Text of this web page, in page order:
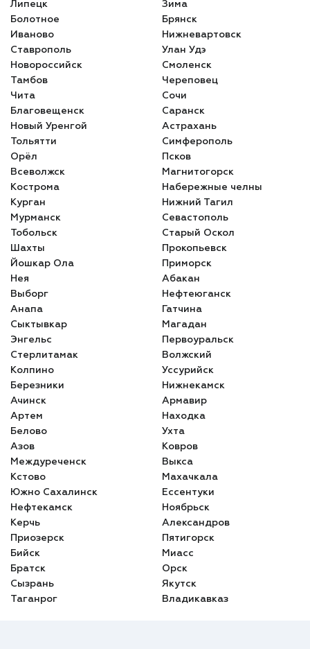
Липецк
Зима
Болотное
Брянск
Иваново
Нижневартовск
Ставрополь
Улан Удэ
Новороссийск
Смоленск
Тамбов
Череповец
Чита
Сочи
Благовещенск
Саранск
Новый Уренгой
Астрахань
Тольятти
Симферополь
Орёл
Псков
Всеволжск
Магнитогорск
Кострома
Набережные челны
Курган
Нижний Тагил
Мурманск
Севастополь
Тобольск
Старый Оскол
Шахты
Прокопьевск
Йошкар Ола
Приморск
Нея
Абакан
Выборг
Нефтеюганск
Анапа
Гатчина
Сыктывкар
Магадан
Энгельс
Первоуральск
Стерлитамак
Волжский
Колпино
Уссурийск
Березники
Нижнекамск
Ачинск
Армавир
Артем
Находка
Белово
Ухта
Азов
Ковров
Междуреченск
Выкса
Кстово
Махачкала
Южно Сахалинск
Ессентуки
Нефтекамск
Ноябрьск
Керчь
Александров
Приозерск
Пятигорск
Бийск
Миасс
Братск
Орск
Сызрань
Якутск
Таганрог
Владикавказ